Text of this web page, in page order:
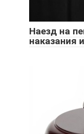
Наезд на
наказания